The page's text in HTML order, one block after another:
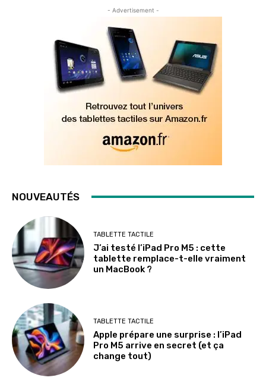
- Advertisement -
NOUVEAUTÉS
TABLETTE TACTILE
J’ai testé l’iPad Pro M5 : cette
tablette remplace-t-elle vraiment
un MacBook ?
TABLETTE TACTILE
Apple prépare une surprise : l’iPad
Pro M5 arrive en secret (et ça
change tout)